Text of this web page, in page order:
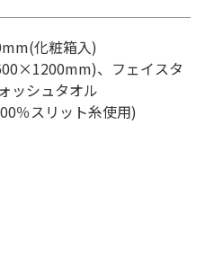
化粧箱入)
、フェイスタ
シュタオル
％スリット糸使用)